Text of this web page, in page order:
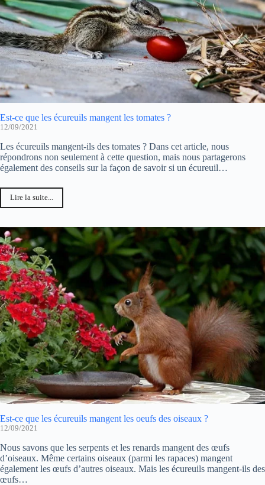
Est-ce que les écureuils mangent les tomates ?
12/09/2021
Les écureuils mangent-ils des tomates ? Dans cet article, nous
répondrons non seulement à cette question, mais nous partagerons
également des conseils sur la façon de savoir si un écureuil…
Lire la suite...
Est-ce que les écureuils mangent les oeufs des oiseaux ?
12/09/2021
Nous savons que les serpents et les renards mangent des œufs
d’oiseaux. Même certains oiseaux (parmi les rapaces) mangent
également les œufs d’autres oiseaux. Mais les écureuils mangent-ils des
œufs…